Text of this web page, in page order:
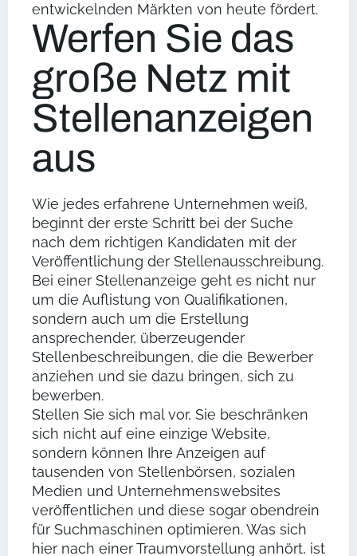
entwickelnden Märkten von heute fördert.
Werfen Sie das
große Netz mit
Stellenanzeigen
aus
Wie jedes erfahrene Unternehmen weiß,
beginnt der erste Schritt bei der Suche
nach dem richtigen Kandidaten mit der
Veröffentlichung der Stellenausschreibung.
Bei einer Stellenanzeige geht es nicht nur
um die Auflistung von Qualifikationen,
sondern auch um die Erstellung
ansprechender, überzeugender
Stellenbeschreibungen, die die Bewerber
anziehen und sie dazu bringen, sich zu
bewerben.
Stellen Sie sich mal vor, Sie beschränken
sich nicht auf eine einzige Website,
sondern können Ihre Anzeigen auf
tausenden von Stellenbörsen, sozialen
Medien und Unternehmenswebsites
veröffentlichen und diese sogar obendrein
für Suchmaschinen optimieren. Was sich
hier nach einer Traumvorstellung anhört, ist